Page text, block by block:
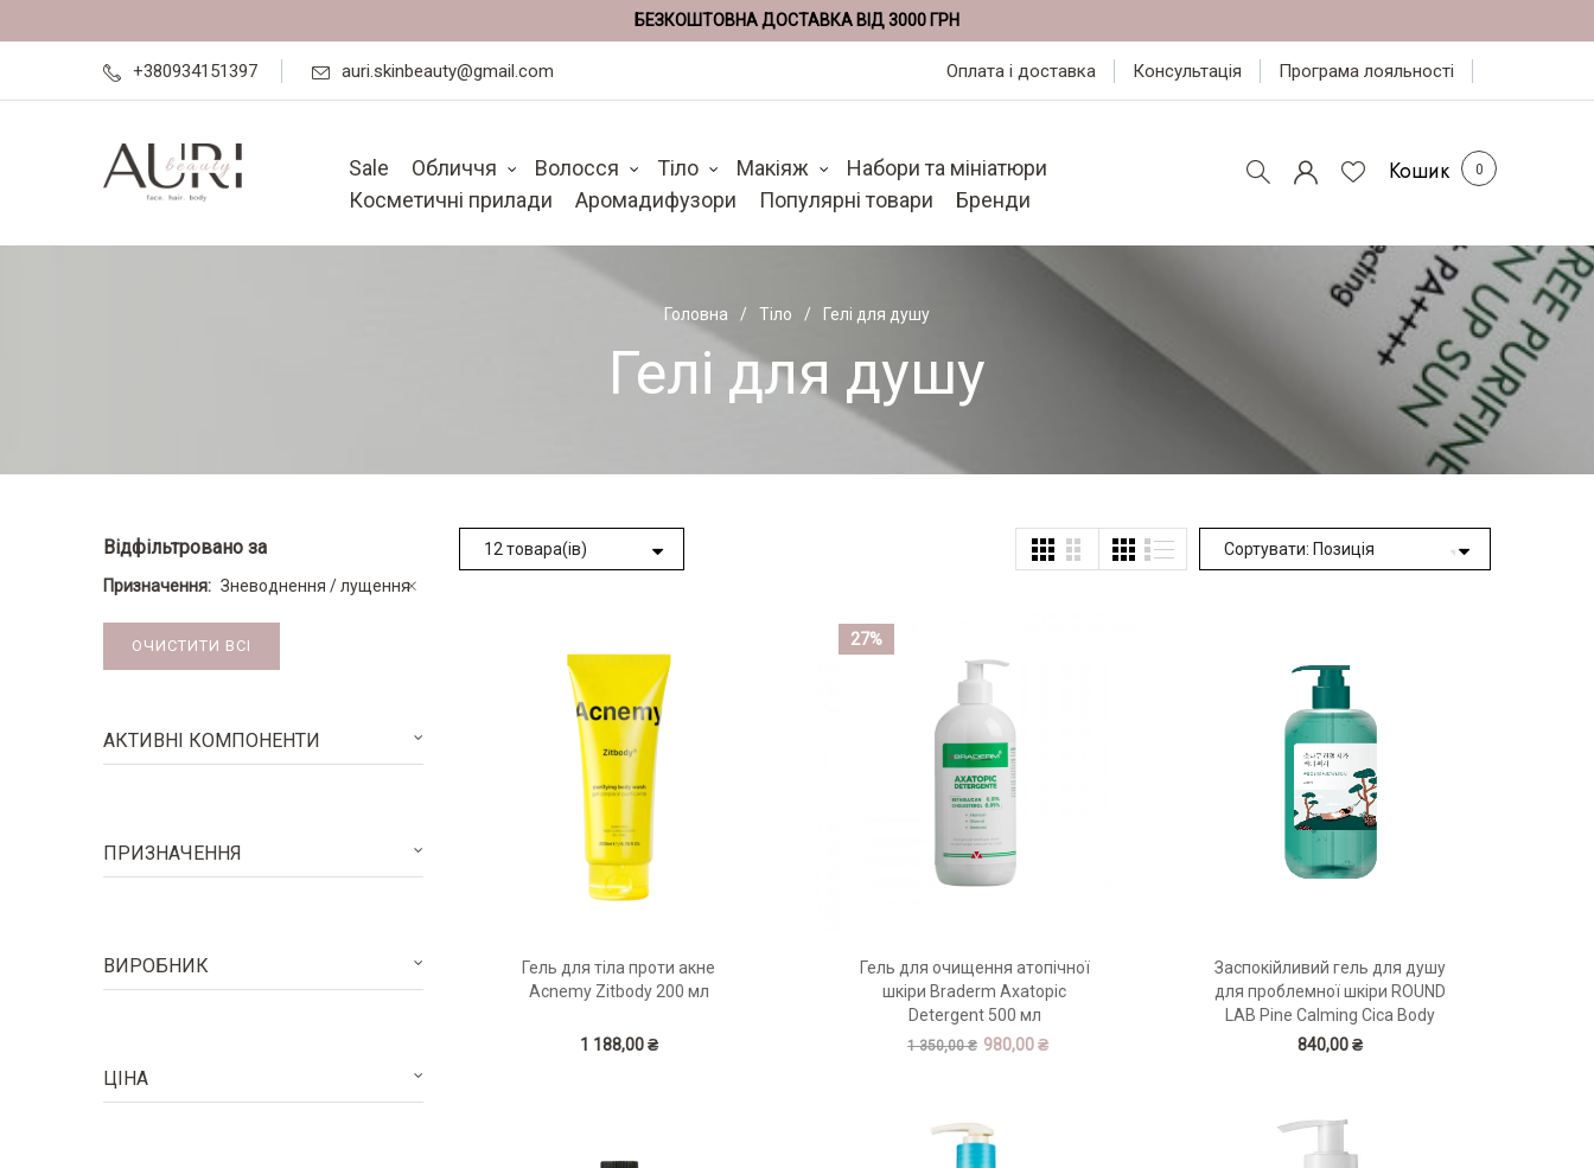
БЕЗКОШТОВНА ДОСТАВКА ВІД 3000 ГРН
+380934151397 auri.skinbeauty@gmail.com Оплата і доставка Консультація Програма лояльності
Sale Обличчя Волосся Тіло Макіяж
Набори та мініатюри
Косметичні прилади
Аромадифузори Популярні товари Бренди
Кошик
Головна Тіло Гелі для душу
Гелі для душу
Гель для тіла проти акне
Acnemy Zitbody 200 мл
1 188,00 ₴
27%
Гель для очищення атопічної
шкіри Braderm Axatopic
Detergent 500 мл
980,00 ₴
1 350,00 ₴
Заспокійливий гель для душу
для проблемної шкіри ROUND
LAB Pine Calming Cica Body
Wash 400 мл
840,00 ₴
Відфільтровано за
Призначення Зневоднення / лущення
ОЧИСТИТИ ВСІ
АКТИВНІ КОМПОНЕНТИ
ПРИЗНАЧЕННЯ
ВИРОБНИК
ЦІНА